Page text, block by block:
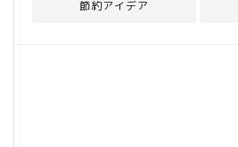
節約アイデア